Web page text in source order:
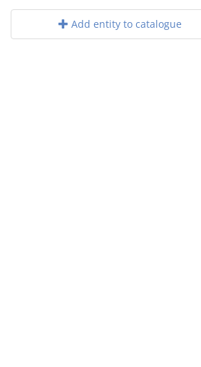
Add entity to catalogue